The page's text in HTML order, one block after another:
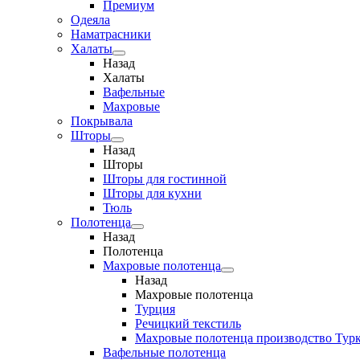
Премиум
Одеяла
Наматрасники
Халаты
Назад
Халаты
Вафельные
Махровые
Покрывала
Шторы
Назад
Шторы
Шторы для гостинной
Шторы для кухни
Тюль
Полотенца
Назад
Полотенца
Махровые полотенца
Назад
Махровые полотенца
Турция
Речицкий текстиль
Махровые полотенца производство
Вафельные полотенца